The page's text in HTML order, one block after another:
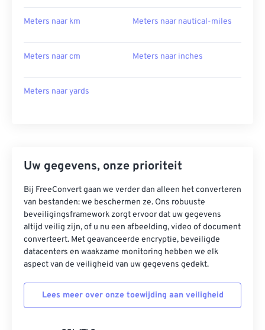
Meters naar km Meters naar nautical-miles
Meters naar cm Meters naar inches
Meters naar yards
Uw gegevens, onze prioriteit
Bij FreeConvert gaan we verder dan alleen het converteren
van bestanden: we beschermen ze. Ons robuuste
beveiligingsframework zorgt ervoor dat uw gegevens
altijd veilig zijn, of u nu een afbeelding, video of document
converteert. Met geavanceerde encryptie, beveiligde
datacenters en waakzame monitoring hebben we elk
aspect van de veiligheid van uw gegevens gedekt.
Lees meer over onze toewijding aan veiligheid